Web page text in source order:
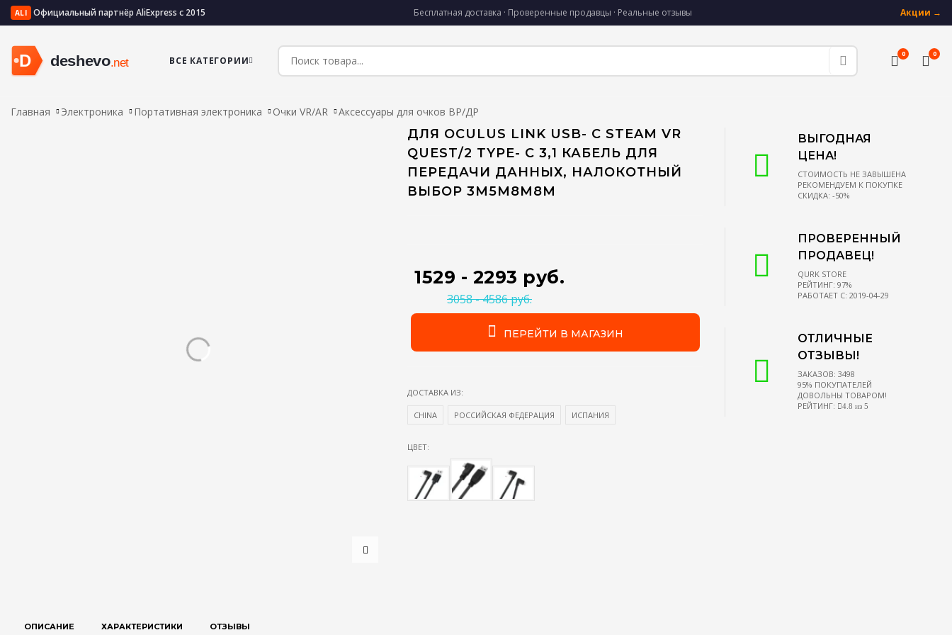
ALI Официальный партнёр AliExpress с 2015 Бесплатная доставка · Проверенные продавцы · Реальные отзывы Акции →
ВСЕ КАТЕГОРИИ
0 0
Главная Электроника Портативная электроника Очки VR/AR Аксессуары для очков ВР/ДР
ДЛЯ OCULUS LINK USB- C STEAM VR
QUEST/2 TYPE- C 3,1 КАБЕЛЬ ДЛЯ
ПЕРЕДАЧИ ДАННЫХ, НАЛОКОТНЫЙ
ВЫБОР 3M5M8M8M
1529 - 2293 руб.
3058 - 4586 руб.
ПЕРЕЙТИ В МАГАЗИН
ДОСТАВКА ИЗ:
CHINA РОССИЙСКАЯ ФЕДЕРАЦИЯ ИСПАНИЯ
ЦВЕТ:
ВЫГОДНАЯ
ЦЕНА!
СТОИМОСТЬ НЕ ЗАВЫШЕНА
РЕКОМЕНДУЕМ К ПОКУПКЕ
СКИДКА: -50%
ПРОВЕРЕННЫЙ
ПРОДАВЕЦ!
QURK STORE
РЕЙТИНГ: 97%
РАБОТАЕТ С: 2019-04-29
ОТЛИЧНЫЕ
ОТЗЫВЫ!
ЗАКАЗОВ: 3498
95% ПОКУПАТЕЛЕЙ
ДОВОЛЬНЫ ТОВАРОМ!
РЕЙТИНГ:
4.8 из 5
ОПИСАНИЕ ХАРАКТЕРИСТИКИ ОТЗЫВЫ